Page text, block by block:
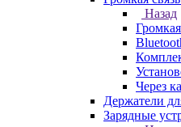
Назад
Через
Держатели
Зарядные